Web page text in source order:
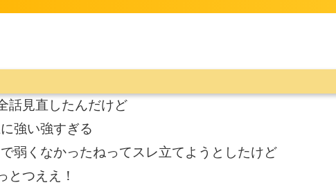
話見直したんだけど
強い強すぎる
弱くなかったねってスレ立てようとしたけど
とつええ！